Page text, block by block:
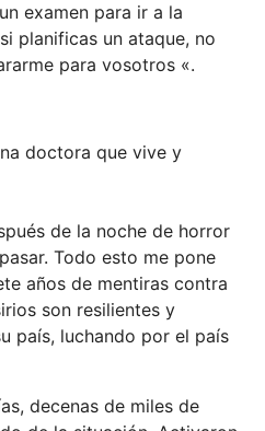
examen para ir a la
planificas un ataque, no
para vosotros «.
doctora que vive y
de la noche de horror
Todo esto me pone
años de mentiras contra
son resilientes y
país, luchando por el país
decenas de miles de